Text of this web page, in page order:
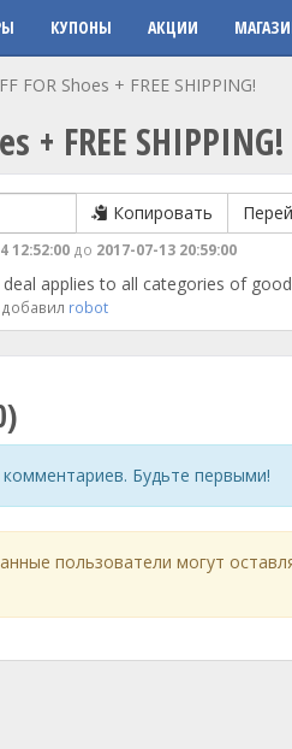
КУПОНЫ АКЦИИ
FOR Shoes + FREE SHIPPING!
+ FREE SHIPPING!
Копировать
12:52:00 до 2017-07-13 20:59:00
applies to all categories of
добавил robot
Будьте первыми!
пользователи могут